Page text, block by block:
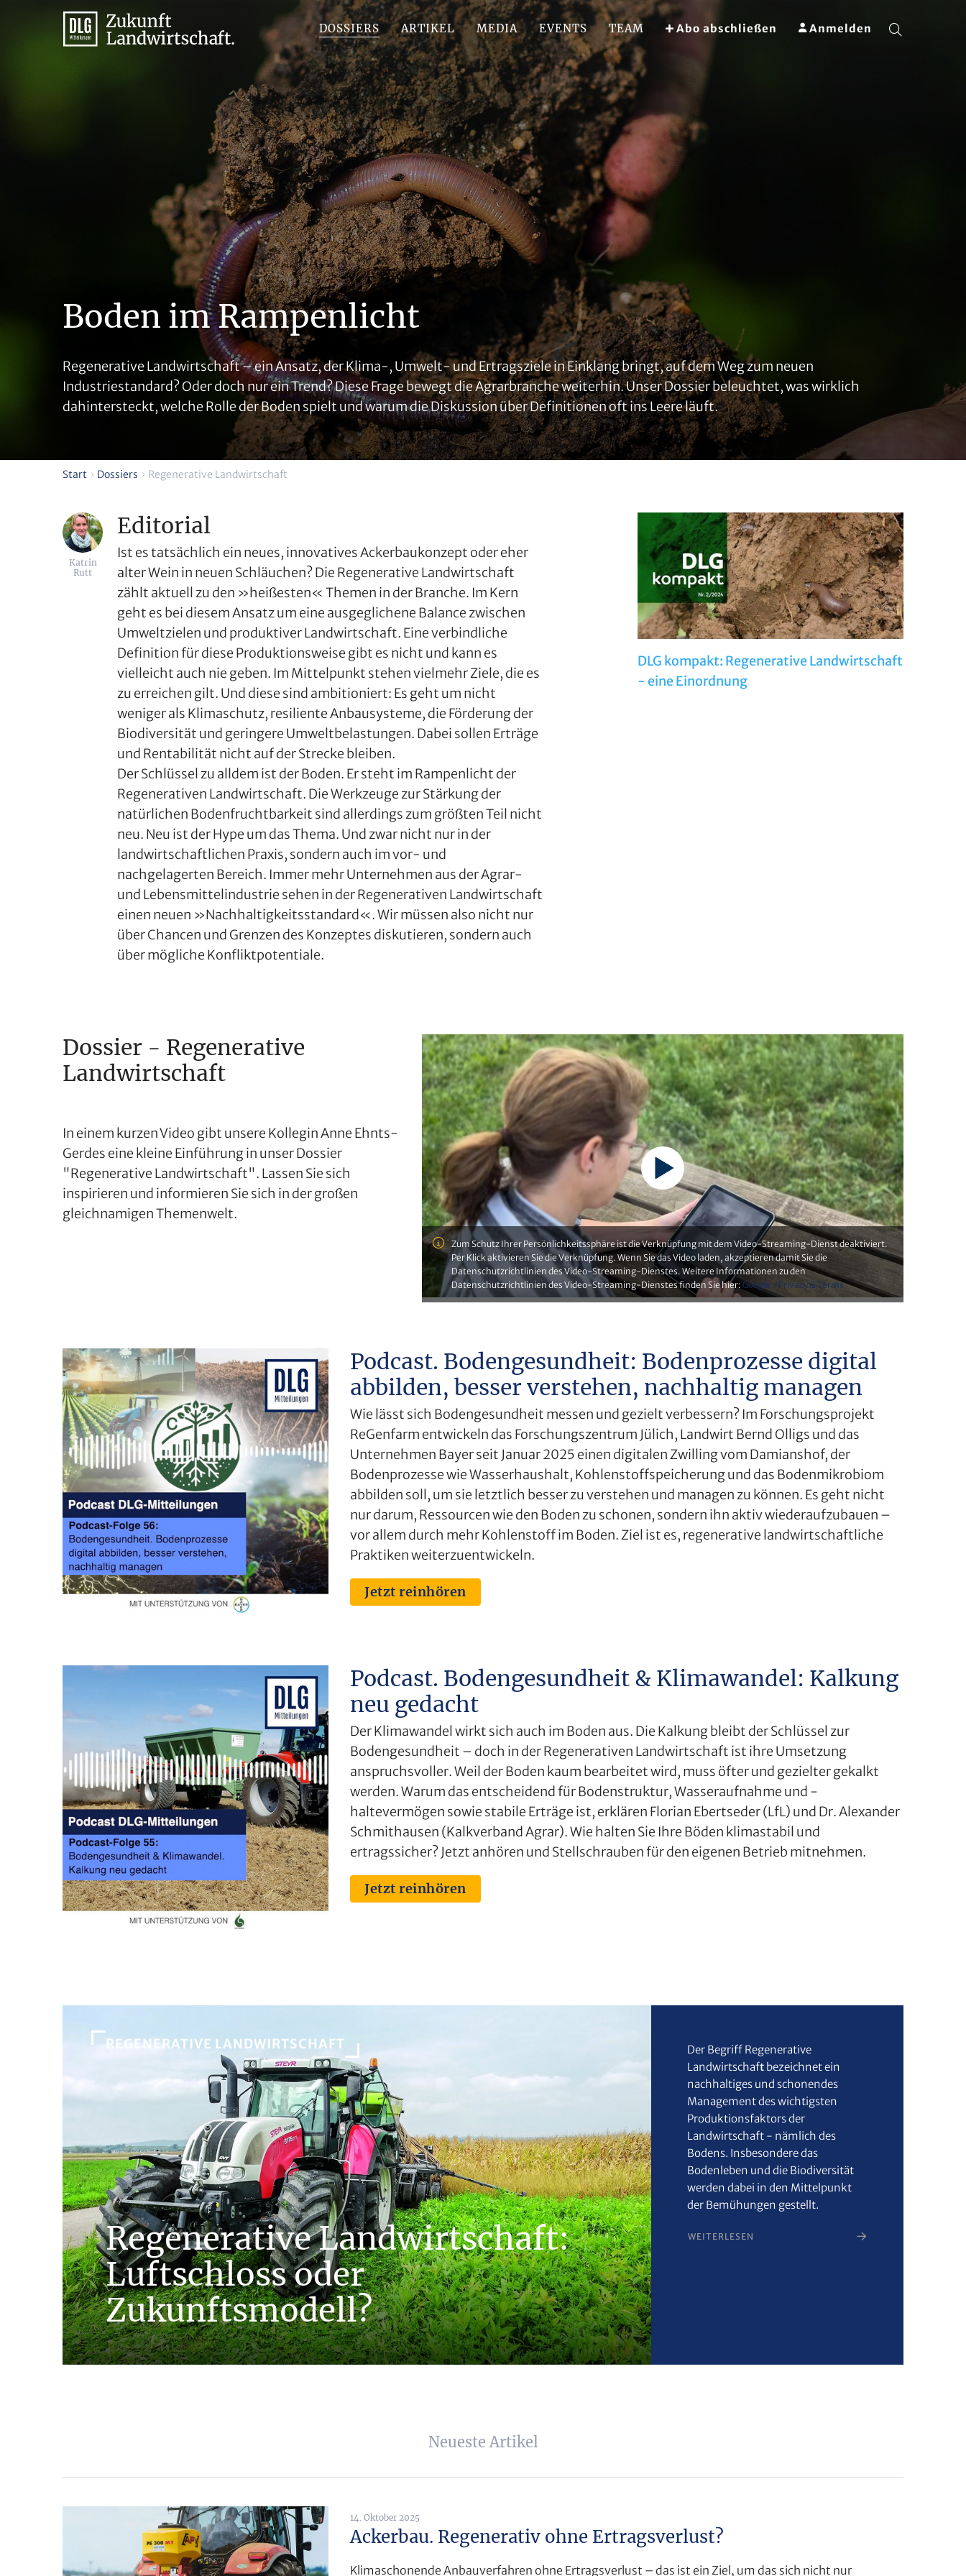
DOSSIERS ARTIKEL MEDIA EVENTS TEAM Abo abschließen Anmelden
Boden im Rampenlicht
Regenerative Landwirtschaft – ein Ansatz, der Klima-, Umwelt- und Ertragsziele in Einklang bringt, auf dem Weg zum neuen
Industriestandard? Oder doch nur ein Trend? Diese Frage bewegt die Agrarbranche weiterhin. Unser Dossier beleuchtet, was wirklich
dahintersteckt, welche Rolle der Boden spielt und warum die Diskussion über Definitionen oft ins Leere läuft.
Start Dossiers Regenerative Landwirtschaft
Katrin
Rutt
Editorial
Ist es tatsächlich ein neues, innovatives Ackerbaukonzept oder eher
alter Wein in neuen Schläuchen? Die Regenerative Landwirtschaft
zählt aktuell zu den »heißesten« Themen in der Branche. Im Kern
geht es bei diesem Ansatz um eine ausgeglichene Balance zwischen
Umweltzielen und produktiver Landwirtschaft. Eine verbindliche
Definition für diese Produktionsweise gibt es nicht und kann es
vielleicht auch nie geben. Im Mittelpunkt stehen vielmehr Ziele, die es
zu erreichen gilt. Und diese sind ambitioniert: Es geht um nicht
weniger als Klimaschutz, resiliente Anbausysteme, die Förderung der
Biodiversität und geringere Umweltbelastungen. Dabei sollen Erträge
und Rentabilität nicht auf der Strecke bleiben.
Der Schlüssel zu alldem ist der Boden. Er steht im Rampenlicht der
Regenerativen Landwirtschaft. Die Werkzeuge zur Stärkung der
natürlichen Bodenfruchtbarkeit sind allerdings zum größten Teil nicht
neu. Neu ist der Hype um das Thema. Und zwar nicht nur in der
landwirtschaftlichen Praxis, sondern auch im vor- und
nachgelagerten Bereich. Immer mehr Unternehmen aus der Agrar-
und Lebensmittelindustrie sehen in der Regenerativen Landwirtschaft
einen neuen »Nachhaltigkeitsstandard«. Wir müssen also nicht nur
über Chancen und Grenzen des Konzeptes diskutieren, sondern auch
über mögliche Konfliktpotentiale.
DLG kompakt: Regenerative Landwirtschaft
- eine Einordnung
Dossier - Regenerative
Landwirtschaft
In einem kurzen Video gibt unsere Kollegin Anne Ehnts-
Gerdes eine kleine Einführung in unser Dossier
"Regenerative Landwirtschaft". Lassen Sie sich
inspirieren und informieren Sie sich in der großen
gleichnamigen Themenwelt.
Zum Schutz Ihrer Persönlichkeitssphäre ist die Verknüpfung mit dem Video-Streaming-Dienst deaktiviert.
Per Klick aktivieren Sie die Verknüpfung. Wenn Sie das Video laden, akzeptieren damit Sie die
Datenschutzrichtlinien des Video-Streaming-Dienstes. Weitere Informationen zu den
Datenschutzrichtlinien des Video-Streaming-Dienstes finden Sie hier: Google - Privacy & Terms
Podcast. Bodengesundheit: Bodenprozesse digital
abbilden, besser verstehen, nachhaltig managen
Wie lässt sich Bodengesundheit messen und gezielt verbessern? Im Forschungsprojekt
ReGenfarm entwickeln das Forschungszentrum Jülich, Landwirt Bernd Olligs und das
Unternehmen Bayer seit Januar 2025 einen digitalen Zwilling vom Damianshof, der
Bodenprozesse wie Wasserhaushalt, Kohlenstoffspeicherung und das Bodenmikrobiom
abbilden soll, um sie letztlich besser zu verstehen und managen zu können. Es geht nicht
nur darum, Ressourcen wie den Boden zu schonen, sondern ihn aktiv wiederaufzubauen –
vor allem durch mehr Kohlenstoff im Boden. Ziel ist es, regenerative landwirtschaftliche
Praktiken weiterzuentwickeln.
Jetzt reinhören
Podcast. Bodengesundheit & Klimawandel: Kalkung
neu gedacht
Der Klimawandel wirkt sich auch im Boden aus. Die Kalkung bleibt der Schlüssel zur
Bodengesundheit – doch in der Regenerativen Landwirtschaft ist ihre Umsetzung
anspruchsvoller. Weil der Boden kaum bearbeitet wird, muss öfter und gezielter gekalkt
werden. Warum das entscheidend für Bodenstruktur, Wasseraufnahme und -
haltevermögen sowie stabile Erträge ist, erklären Florian Ebertseder (LfL) und Dr. Alexander
Schmithausen (Kalkverband Agrar). Wie halten Sie Ihre Böden klimastabil und
ertragssicher? Jetzt anhören und Stellschrauben für den eigenen Betrieb mitnehmen.
Jetzt reinhören
REGENERATIVE LANDWIRTSCHAFT
Regenerative Landwirtschaft:
Luftschloss oder
Zukunftsmodell?
Der Begriff Regenerative
Landwirtschaft bezeichnet ein
nachhaltiges und schonendes
Management des wichtigsten
Produktionsfaktors der
Landwirtschaft - nämlich des
Bodens. Insbesondere das
Bodenleben und die Biodiversität
werden dabei in den Mittelpunkt
der Bemühungen gestellt.
WEITERLESEN
Neueste Artikel
14. Oktober 2025
Ackerbau. Regenerativ ohne Ertragsverlust?
Klimaschonende Anbauverfahren ohne Ertragsverlust – das ist ein Ziel, um das sich nicht nur